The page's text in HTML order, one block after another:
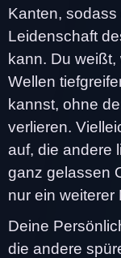
Kanten,
Leidenschaft
kann. Du
Wellen
kannst, ohne
verlieren.
auf, die andere
ganz gelassen
nur ein weiterer
Deine
die andere